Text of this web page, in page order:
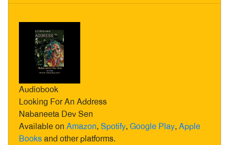
Audiobook
Looking For An Address
Nabaneeta Dev Sen
Available on Amazon, Spotify, Google Play, Apple
Booksand other platforms.